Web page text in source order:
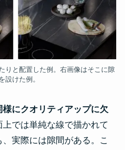
りと配置した例。右画像はそこに隙
設けた例。
にクオリティアップに欠
上では単純な線で描かれて
実際には隙間がある。こ